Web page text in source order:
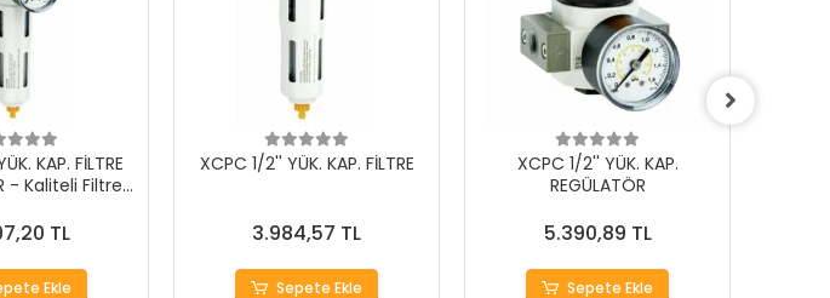
KAP. FİLTRE
- Kaliteli Filtre
TL
Ekle
XCPC 1/2'' YÜK. KAP. FİLTRE
3.984,57 TL
Sepete Ekle
XCPC 1/2'' YÜK. KAP.
REGÜLATÖR
5.390,89 TL
Sepete Ekle